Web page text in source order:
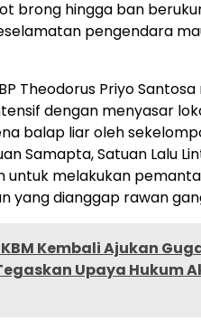
brong hingga ban
pengendara
Theodorus Priyo
dengan menyasar
balap liar oleh
Samapta, Satuan Lalu
untuk melakukan
yang dianggap rawan
KBM Kembali Ajukan
Upaya Hukum